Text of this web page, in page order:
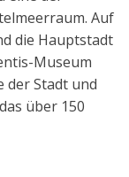
Auf
die Hauptstadt
Museum
der Stadt und
über 150